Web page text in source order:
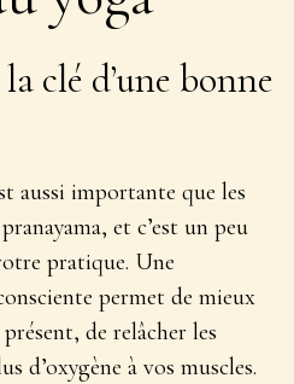
clé d’une bonne
aussi importante que les
pranayama, et c’est un peu
pratique. Une
permet de mieux
de relâcher les
d’oxygène à vos muscles.